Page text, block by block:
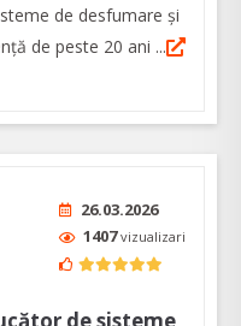
de desfumare și
de peste 20 ani ...
26.03.2026
1407vizualizari